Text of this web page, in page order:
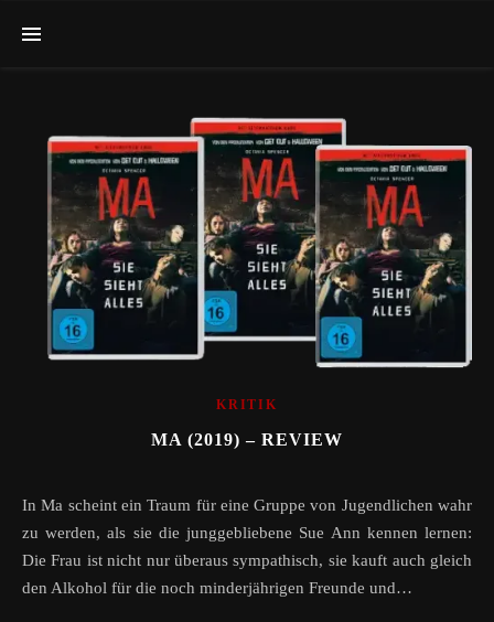
KRITIK
MA (2019) – REVIEW
In Ma scheint ein Traum für eine Gruppe von Jugendlichen wahr
zu werden, als sie die junggebliebene Sue Ann kennen lernen:
Die Frau ist nicht nur überaus sympathisch, sie kauft auch gleich
den Alkohol für die noch minderjährigen Freunde und…